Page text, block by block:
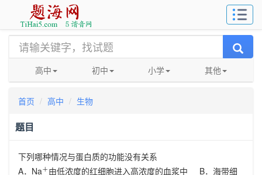
高中 初中 小学 其他
首页 高中 生物
题目
下列哪种情况与蛋白质的功能没有关系
A．Na＋ 由低浓度的红细胞进入高浓度的血浆中 B．海带细